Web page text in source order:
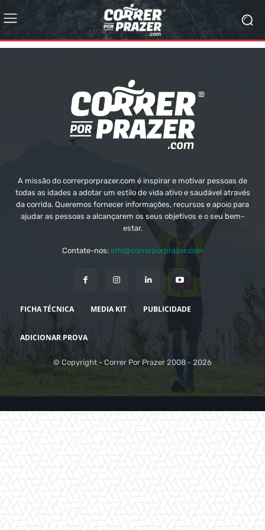
A missão do correrporprazer.com é inspirar e motivar pessoas de
todas as idades a adotar um estilo de vida ativo e saudável através
da corrida. Queremos fornecer informações, recursos e apoio para
ajudar as pessoas a alcançarem os seus objetivos e o seu bem-
estar.
Contate-nos: info@correrporprazer.com
FICHA TÉCNICA MEDIA KIT PUBLICIDADE
ADICIONAR PROVA
© Copyright - Correr Por Prazer 2008 - 2026